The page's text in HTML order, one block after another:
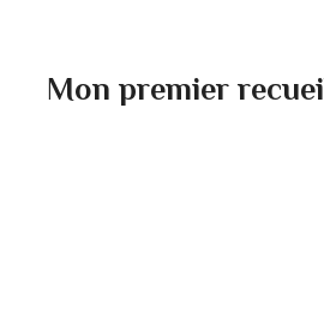
Mon premier